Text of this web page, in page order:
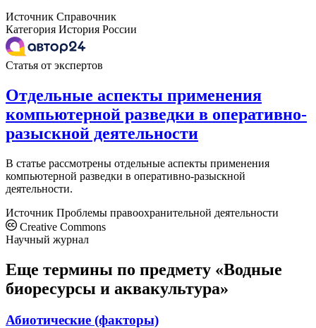
Источник Справочник
Категория История России
Статья от экспертов
Отдельные аспекты применения
компьютерной разведки в оперативно-
разыскной деятельности
В статье рассмотрены отдельные аспекты применения
компьютерной разведки в оперативно-разыскной
деятельности.
Источник Проблемы правоохранительной деятельности
Creative Commons
Научный журнал
Еще термины по предмету «Водные
биоресурсы и аквакультура»
Абиoтичecкиe (фaктopы)